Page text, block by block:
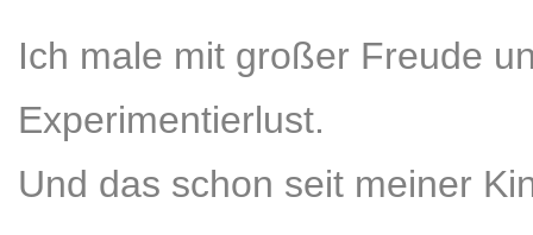
Ich male mit großer Freude
Experimentierlust.
Und das schon seit meiner